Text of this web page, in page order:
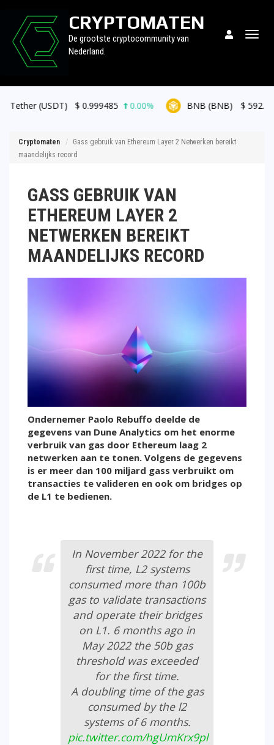
CRYPTOMATEN
De grootste cryptocommunity van
Nederland.
$0.999485 0.00% BNB (BNB) $592.46 0.20%
Cryptomaten
Gass gebruik van Ethereum Layer 2 Netwerken bereikt
maandelijks record
GASS GEBRUIK VAN
ETHEREUM LAYER 2
NETWERKEN BEREIKT
MAANDELIJKS RECORD
Ondernemer Paolo Rebuffo deelde de
gegevens van Dune Analytics om het enorme
verbruik van gas door Ethereum laag 2
netwerken aan te tonen. Volgens de gegevens
is er meer dan 100 miljard gass verbruikt om
transacties te valideren en ook om bridges op
de L1 te bedienen.
In November 2022 for the
first time, L2 systems
consumed more than 100b
gas to validate transactions
and operate their bridges
on L1. 6 months ago in
May 2022 the 50b gas
threshold was exceeded
for the first time.
A doubling time of the gas
consumed by the l2
systems of 6 months.
pic.twitter.com/hgUmKrx9pl